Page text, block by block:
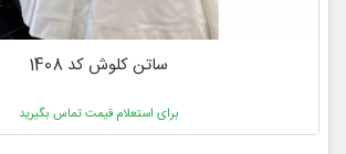
ساتن کلوش کد 1408
برای استعلام قیمت تماس بگیرید